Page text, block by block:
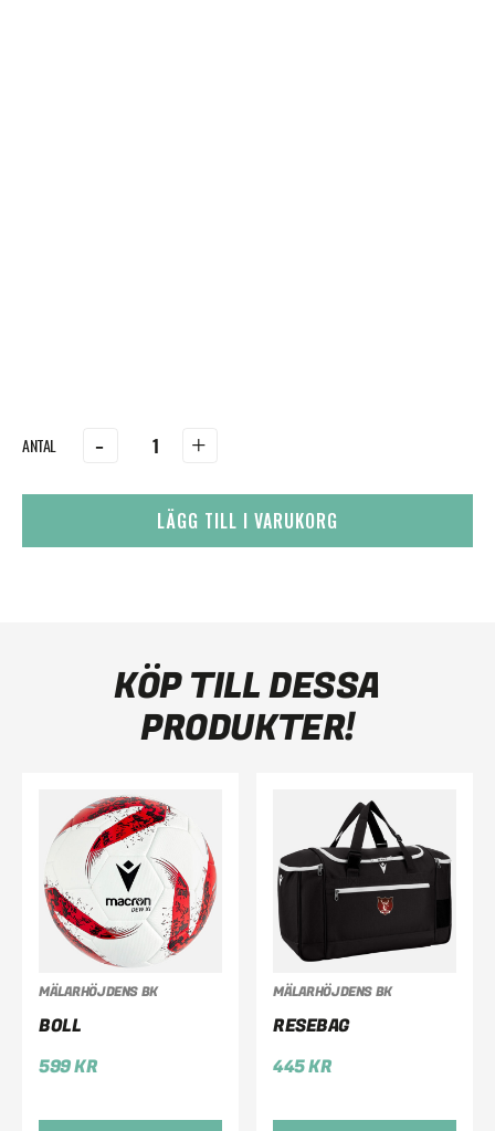
- +
LÄGG TILL I VARUKORG
KÖP TILL DESSA
PRODUKTER!
MÄLARHÖJDENS BK
BOLL
599KR
MÄLARHÖJDENS BK
RESEBAG
445KR